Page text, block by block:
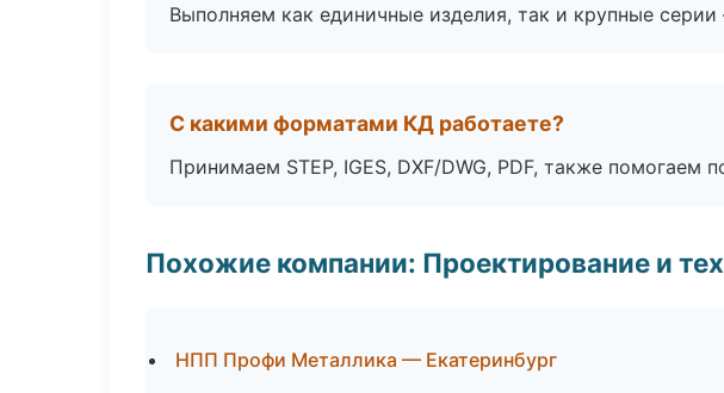
Выполняем как единичные изделия, так и крупные
С какими форматами КД работаете?
Принимаем STEP, IGES, DXF/DWG, PDF, также помогаем
Похожие компании: Проектирование и
НПП Профи Металлика — Екатеринбург